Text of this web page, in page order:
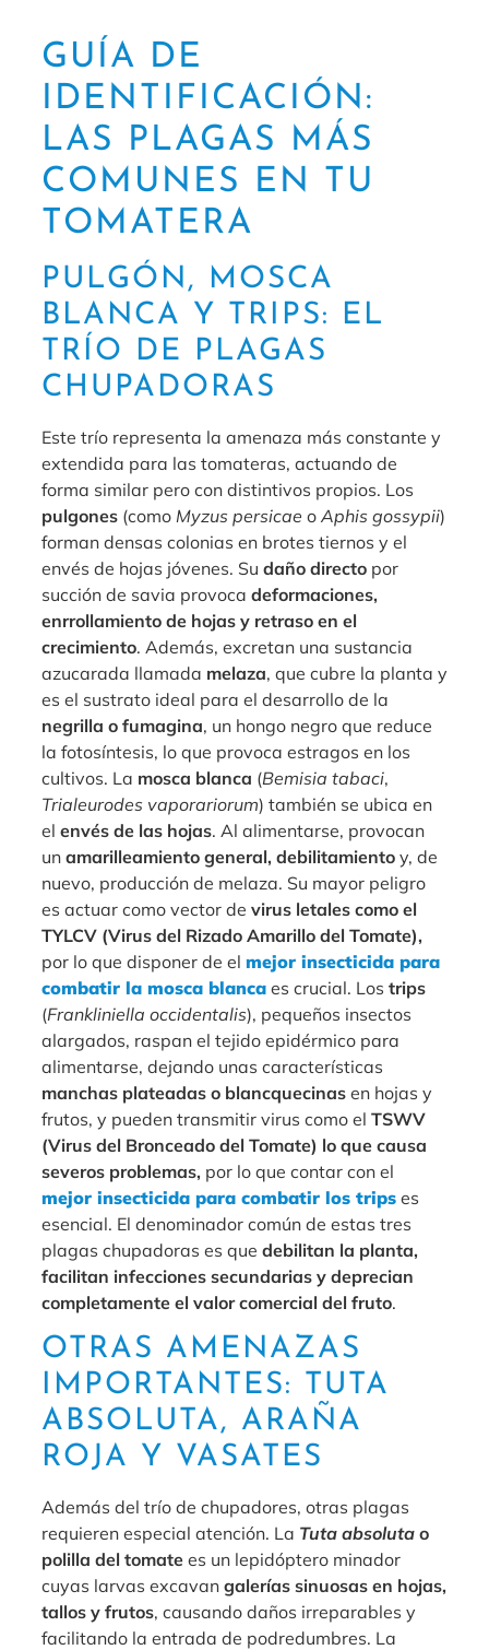
GUÍA DE
IDENTIFICACIÓN:
LAS PLAGAS MÁS
COMUNES EN TU
TOMATERA
PULGÓN, MOSCA
BLANCA Y TRIPS: EL
TRÍO DE PLAGAS
CHUPADORAS
Este trío representa la amenaza más constante y
extendida para las tomateras, actuando de
forma similar pero con distintivos propios. Los
pulgones(como Myzus persicae o Aphis gossypii)
forman densas colonias en brotes tiernos y el
envés de hojas jóvenes. Su daño directopor
succión de savia provoca deformaciones,
enrrollamiento de hojas y retraso en el
crecimiento. Además, excretan una sustancia
azucarada llamada melaza, que cubre la planta y
es el sustrato ideal para el desarrollo de la
negrilla o fumagina, un hongo negro que reduce
la fotosíntesis, lo que provoca estragos en los
cultivos. La mosca blanca (Bemisia tabaci,
Trialeurodes vaporariorum) también se ubica en
el envés de las hojas. Al alimentarse, provocan
un amarilleamiento general, debilitamientoy, de
nuevo, producción de melaza. Su mayor peligro
es actuar como vector de virus letales como el
TYLCV (Virus del Rizado Amarillo del Tomate),
por lo que disponer de el mejor insecticida para
combatir la mosca blancaes crucial. Los trips
(Frankliniella occidentalis), pequeños insectos
alargados, raspan el tejido epidérmico para
alimentarse, dejando unas características
manchas plateadas o blancquecinasen hojas y
frutos, y pueden transmitir virus como el TSWV
(Virus del Bronceado del Tomate) lo que causa
severos problemas, por lo que contar con el
mejor insecticida para combatir los tripses
esencial. El denominador común de estas tres
plagas chupadoras es que debilitan la planta,
facilitan infecciones secundarias y deprecian
completamente el valor comercial del fruto.
OTRAS AMENAZAS
IMPORTANTES: TUTA
ABSOLUTA, ARAÑA
ROJA Y VASATES
Además del trío de chupadores, otras plagas
requieren especial atención. La Tuta absolutao
polilla del tomatees un lepidóptero minador
cuyas larvas excavan galerías sinuosas en hojas,
tallos y frutos, causando daños irreparables y
facilitando la entrada de podredumbres. La